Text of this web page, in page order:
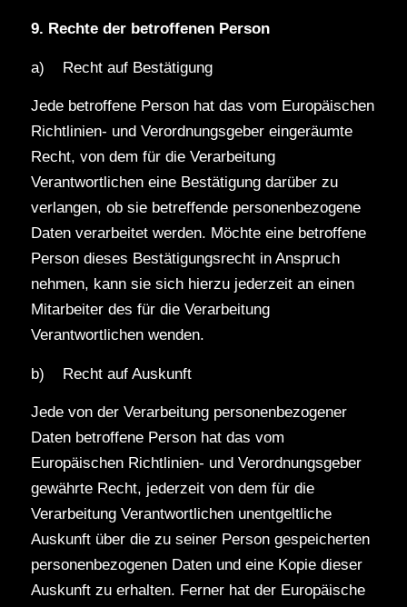
9. Rechte der betroffenen Person
a) Recht auf Bestätigung
Jede betroffene Person hat das vom Europäischen
Richtlinien- und Verordnungsgeber eingeräumte
Recht, von dem für die Verarbeitung
Verantwortlichen eine Bestätigung darüber zu
verlangen, ob sie betreffende personenbezogene
Daten verarbeitet werden. Möchte eine betroffene
Person dieses Bestätigungsrecht in Anspruch
nehmen, kann sie sich hierzu jederzeit an einen
Mitarbeiter des für die Verarbeitung
Verantwortlichen wenden.
b) Recht auf Auskunft
Jede von der Verarbeitung personenbezogener
Daten betroffene Person hat das vom
Europäischen Richtlinien- und Verordnungsgeber
gewährte Recht, jederzeit von dem für die
Verarbeitung Verantwortlichen unentgeltliche
Auskunft über die zu seiner Person gespeicherten
personenbezogenen Daten und eine Kopie dieser
Auskunft zu erhalten. Ferner hat der Europäische